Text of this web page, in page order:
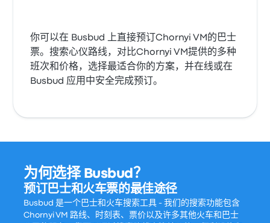
你可以在 Busbud 上直接预订Chornyi VM的巴士
票。搜索心仪路线，对比Chornyi VM提供的多种
班次和价格，选择最适合你的方案，并在线或在
Busbud 应用中安全完成预订。
为何选择 Busbud？
预订巴士和火车票的最佳途径
Busbud 是一个巴士和火车搜索工具 - 我们的搜索功能包含
Chornyi VM 路线、时刻表、票价以及许多其他火车和巴士